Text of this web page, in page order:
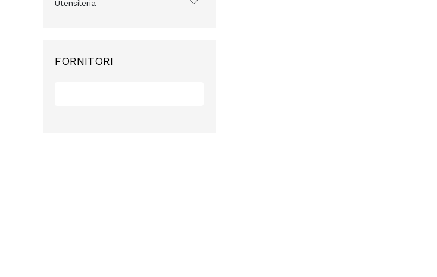
Utensileria
FORNITORI